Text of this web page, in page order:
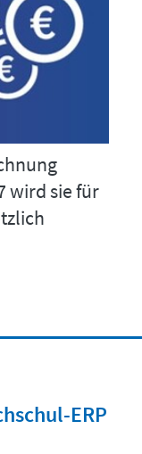
wird sie für
ERP